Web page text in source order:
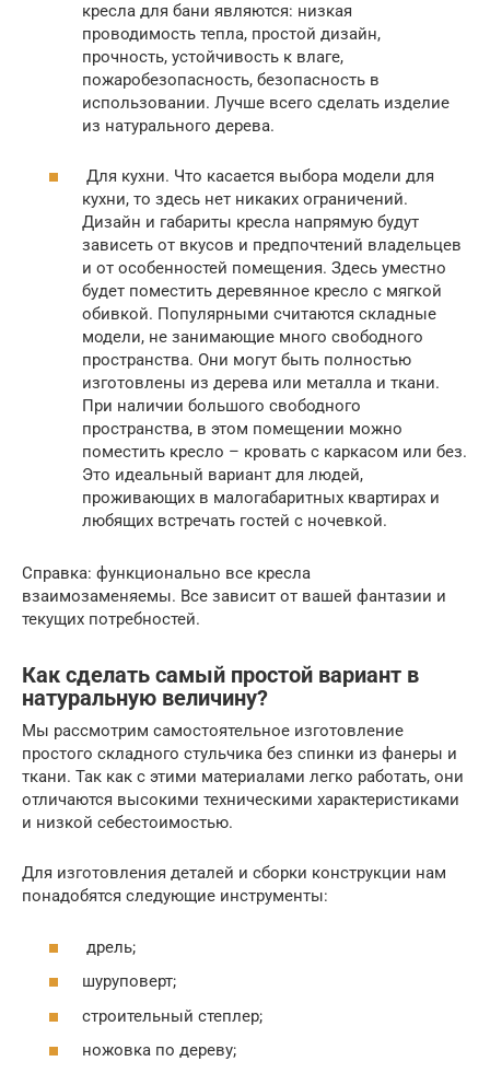
кресла для бани являются: низкая
проводимость тепла, простой дизайн,
прочность, устойчивость к влаге,
пожаробезопасность, безопасность в
использовании. Лучше всего сделать изделие
из натурального дерева.
Для кухни. Что касается выбора модели для
кухни, то здесь нет никаких ограничений.
Дизайн и габариты кресла напрямую будут
зависеть от вкусов и предпочтений владельцев
и от особенностей помещения. Здесь уместно
будет поместить деревянное кресло с мягкой
обивкой. Популярными считаются складные
модели, не занимающие много свободного
пространства. Они могут быть полностью
изготовлены из дерева или металла и ткани.
При наличии большого свободного
пространства, в этом помещении можно
поместить кресло – кровать с каркасом или без.
Это идеальный вариант для людей,
проживающих в малогабаритных квартирах и
любящих встречать гостей с ночевкой.
Справка: функционально все кресла
взаимозаменяемы. Все зависит от вашей фантазии и
текущих потребностей.
Как сделать самый простой вариант в
натуральную величину?
Мы рассмотрим самостоятельное изготовление
простого складного стульчика без спинки из фанеры и
ткани. Так как с этими материалами легко работать, они
отличаются высокими техническими характеристиками
и низкой себестоимостью.
Для изготовления деталей и сборки конструкции нам
понадобятся следующие инструменты:
дрель;
шуруповерт;
строительный степлер;
ножовка по дереву;